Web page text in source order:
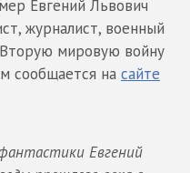
Евгений Львович
журналист, военный
мировую войну
сообщается на сайте
Евгений